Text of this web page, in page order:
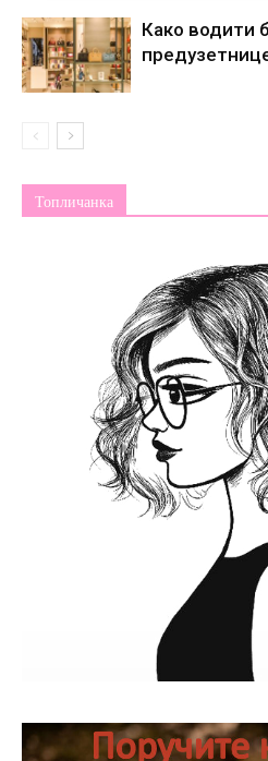
Како водити
Топличанка